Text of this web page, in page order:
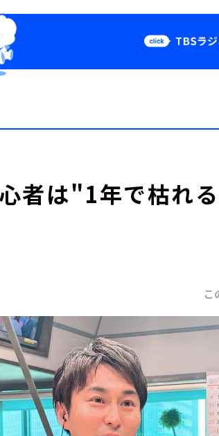
Podcast
者は"1年で枯れ
こ